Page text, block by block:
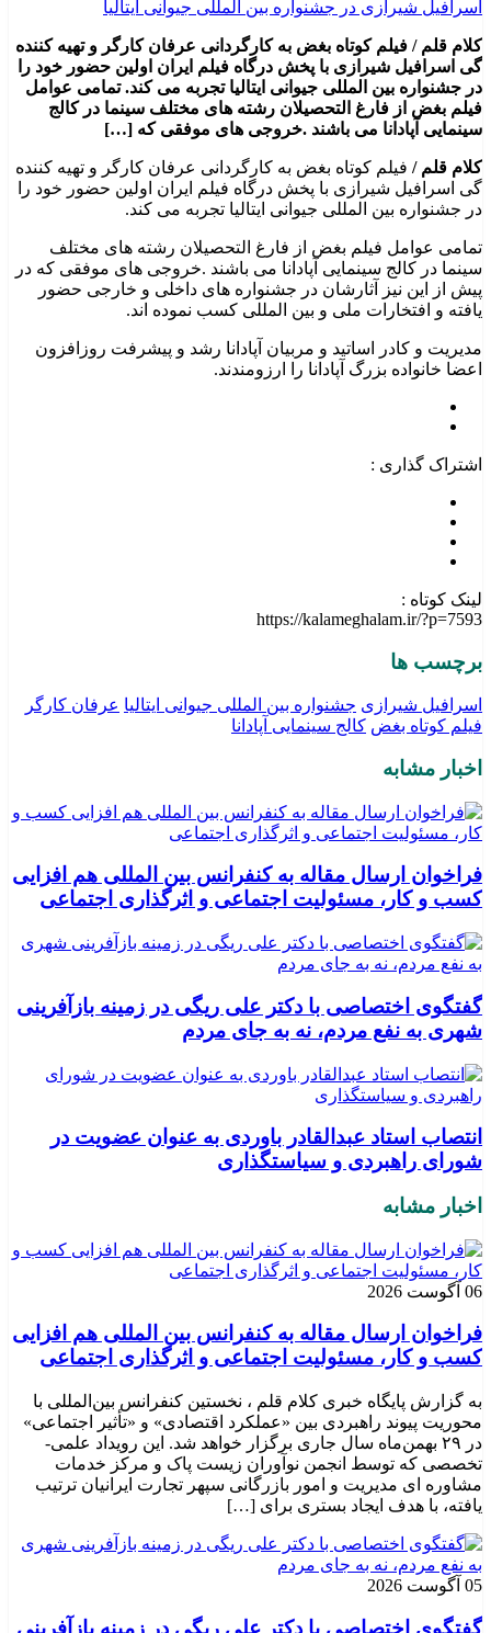
کلام قلم / فیلم کوتاه بغض به کارگردانی عرفان کارگر و تهیه کننده
گی اسرافیل شیرازی با پخش درگاه فیلم ایران اولین حضور خود را
در جشنواره بین المللی جیوانی ایتالیا تجربه می کند. تمامی عوامل
فیلم بغض از فارغ التحصیلان رشته های مختلف سینما در کالج
سینمایی آپادانا می باشند .خروجی های موفقی که […]
کلام قلم / فیلم کوتاه بغض به کارگردانی عرفان کارگر و تهیه کننده
گی اسرافیل شیرازی با پخش درگاه فیلم ایران اولین حضور خود را
در جشنواره بین المللی جیوانی ایتالیا تجربه می کند.
تمامی عوامل فیلم بغض از فارغ التحصیلان رشته های مختلف
سینما در کالج سینمایی آپادانا می باشند .خروجی های موفقی که در
پیش از این نیز آثارشان در جشنواره های داخلی و خارجی حضور
یافته و افتخارات ملی و بین المللی کسب نموده اند.
مدیریت و کادر اساتید و مربیان آپادانا رشد و پیشرفت روزافزون
اعضا خانواده بزرگ آپادانا را ارزومندند.
اشتراک گذاری :
لینک کوتاه :
https://kalameghalam.ir/?p=7593
برچسب ها
اسرافیل شیرازی جشنواره بین المللی جیوانی ایتالیا عرفان کارگر
فیلم کوتاه بغض کالج سینمایی آپادانا
اخبار مشابه
فراخوان ارسال مقاله به کنفرانس بین المللی هم افزایی
کسب و کار، مسئولیت اجتماعی و اثرگذاری اجتماعی
گفتگوی اختصاصی با دکتر علی ریگی در زمینه بازآفرینی
شهری به نفع مردم، نه به جای مردم
انتصاب استاد عبدالقادر باوردی به عنوان عضویت در
شورای راهبردی و سیاستگذاری
اخبار مشابه
06 آگوست 2026
فراخوان ارسال مقاله به کنفرانس بین المللی هم افزایی
کسب و کار، مسئولیت اجتماعی و اثرگذاری اجتماعی
به گزارش پایگاه خبری کلام قلم ، نخستین کنفرانس بین‌المللی با
محوریت پیوند راهبردی بین «عملکرد اقتصادی» و «تأثیر اجتماعی»
در ۲۹ بهمن‌ماه سال جاری برگزار خواهد شد. این رویداد علمی-
تخصصی که توسط انجمن نوآوران زیست پاک و مرکز خدمات
مشاوره ای مدیریت و امور بازرگانی سپهر تجارت ایرانیان ترتیب
یافته، با هدف ایجاد بستری برای […]
05 آگوست 2026
گفتگوی اختصاصی با دکتر علی ریگی در زمینه بازآفرینی